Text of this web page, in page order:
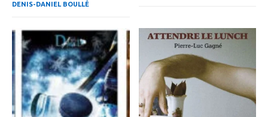
DENIS-DANIEL BOULLÉ